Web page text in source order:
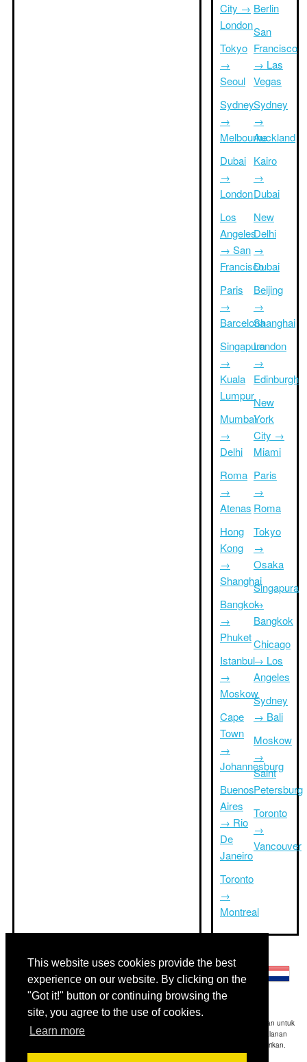
This website uses cookies provide the best
experience on our website. By clicking on the
"Got it!" button or continuing browsing the
site, you agree to the use of cookies.
Learn more
City →
London
Tokyo
→
Seoul
Sydney
→
Melbourne
Dubai
→
London
Los
Angeles
→ San
Francisco
Paris
→
Barcelona
Singapura
→
Kuala
Lumpur
Mumbai
→
Delhi
Roma
→
Atenas
Hong
Kong
→
Shanghai
Bangkok
→
Phuket
Istanbul
→
Moskow
Cape
Town
→
Johannesburg
Buenos
Aires
→ Rio
De
Janeiro
Toronto
→
Montreal
Berlin
San
Francisco
→ Las
Vegas
Sydney
→
Auckland
Kairo
→
Dubai
New
Delhi
→
Dubai
Beijing
→
Shanghai
London
→
Edinburgh
New
York
City →
Miami
Paris
→
Roma
Tokyo
→
Osaka
Singapura
→
Bangkok
Chicago
→ Los
Angeles
Sydney
→ Bali
Moskow
→
Saint
Petersburg
Toronto
→
Vancouver
Disclaimer: Informasi yang ditampilkan di situs ini adalah perkiraan terbaik kami dan untuk
referensi Anda saja.Triptimeto.com tidak bertanggung jawab untuk setiap perjalanan
keterlambatan dan / atau kerusakan akibat dihasilkan dari informasi yang diberikan.